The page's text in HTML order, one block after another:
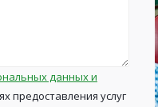
данных и
предоставления услуг